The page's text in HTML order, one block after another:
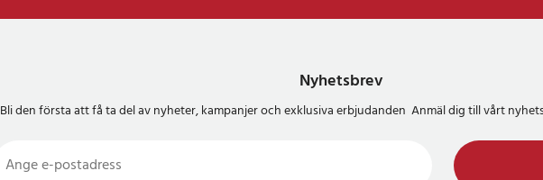
Nyhetsbrev
Bli den första att få ta del av nyheter, kampanjer och exklusiva erbjudanden Anmäl dig till vårt